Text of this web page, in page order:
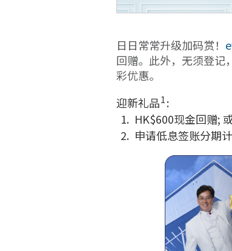
日日常常升级加码赏！
回赠。此外，无须登记
彩优惠。
迎新礼品1 :
HK$600现金回赠;
申请低息签账分期